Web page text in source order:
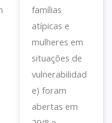
famílias
atípicas e
mulheres em
situações de
vulnerabilidad
e) foram
abertas em